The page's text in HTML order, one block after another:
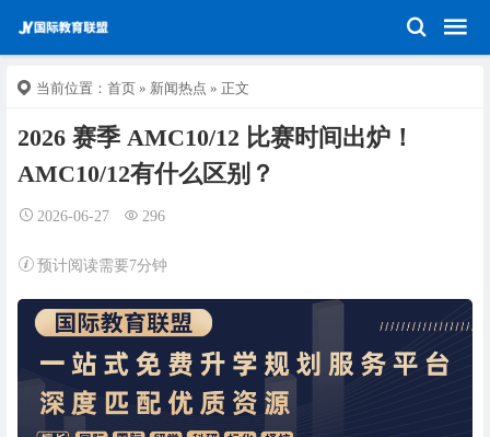
当前位置： 首页 » 新闻热点 » 正文
2026 赛季 AMC10/12 比赛时间出炉！
AMC10/12有什么区别？
2026-06-27 296
预计阅读需要7分钟